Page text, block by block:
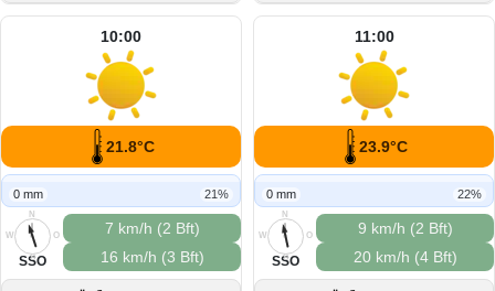
10:00
21.8°C
0 mm 21%
N
O
S
W
SSO
7 km/h (2 Bft)
16 km/h (3 Bft)
11:00
23.9°C
0 mm 22%
N
O
S
W
SSO
9 km/h (2 Bft)
20 km/h (4 Bft)